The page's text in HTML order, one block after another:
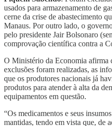
usados para armazenamento de
cerne da crise de abastecimento
Manaus. Por outro lado, o
pelo presidente Jair Bolsonaro
comprovação científica contra a
O Ministério da Economia afirma
exclusões foram realizadas, as
que os produtores nacionais já
produtos para atender à alta da
equipamentos em questão.
“Os medicamentos e seus
mantidas, tendo em vista que, de